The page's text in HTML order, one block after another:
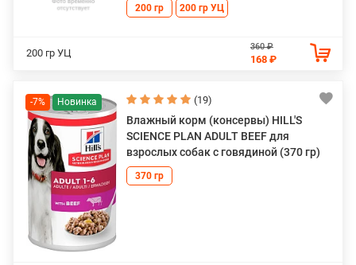
200 гр 200 гр УЦ
200 гр УЦ
360 ₽
168 ₽
-7% (19)
Влажный корм (консервы) HILL'S
SCIENCE PLAN ADULT BEEF для
взрослых собак с говядиной (370 гр)
370 гр